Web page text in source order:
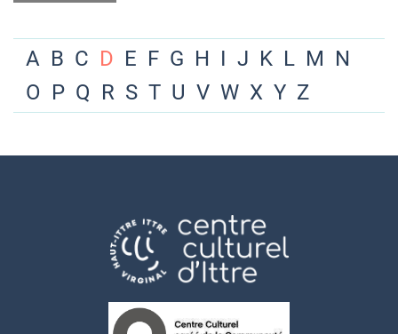
A B C D E F G H I J K L M N
O P Q R S T U V W X Y Z